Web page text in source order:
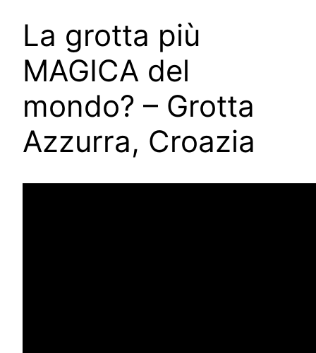
La grotta più
MAGICA del
mondo? – Grotta
Azzurra, Croazia